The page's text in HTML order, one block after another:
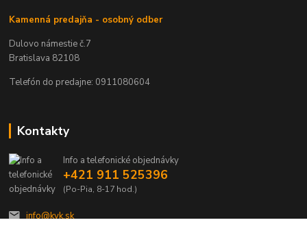
Kamenná predajňa - osobný odber
Dulovo námestie č.7
Bratislava 82108
Telefón do predajne: 0911080604
Kontakty
Info a telefonické objednávky
+421 911 525396
(Po-Pia, 8-17 hod.)
info@kvk.sk